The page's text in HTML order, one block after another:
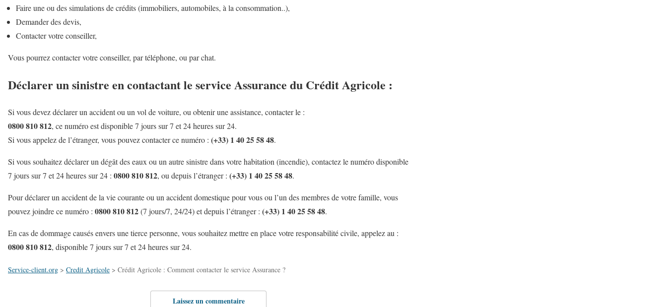
Faire une ou des simulations de crédits (immobiliers, automobiles, à la consommation..),
Demander des devis,
Contacter votre conseiller,
Vous pourrez contacter votre conseiller, par téléphone, ou par chat.
Déclarer un sinistre en contactant le service Assurance du Crédit Agricole :
Si vous devez déclarer un accident ou un vol de voiture, ou obtenir une assistance, contacter le :
0800 810 812, ce numéro est disponible 7 jours sur 7 et 24 heures sur 24.
Si vous appelez de l’étranger, vous pouvez contacter ce numéro : (+33) 1 40 25 58 48.
Si vous souhaitez déclarer un dégât des eaux ou un autre sinistre dans votre habitation (incendie), contactez le numéro disponible
7 jours sur 7 et 24 heures sur 24 : 0800 810 812, ou depuis l’étranger : (+33) 1 40 25 58 48.
Pour déclarer un accident de la vie courante ou un accident domestique pour vous ou l’un des membres de votre famille, vous
pouvez joindre ce numéro : 0800 810 812(7 jours/7, 24/24) et depuis l’étranger : (+33) 1 40 25 58 48.
En cas de dommage causés envers une tierce personne, vous souhaitez mettre en place votre responsabilité civile, appelez au :
0800 810 812, disponible 7 jours sur 7 et 24 heures sur 24.
Service-client.org > Credit Agricole > Crédit Agricole : Comment contacter le service Assurance ?
Laissez un commentaire